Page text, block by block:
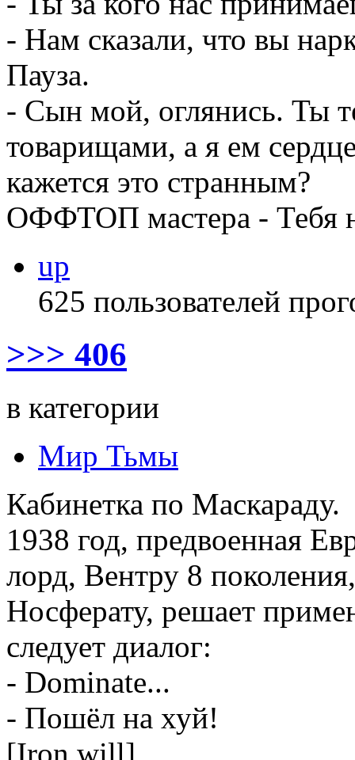
- Нам сказали, что вы
Пауза.
- Сын мой, оглянись. Ты
товарищами, а я ем
кажется это странным?
ОФФТОП мастера - Тебя
up
625 пользователей
>>> 406
в категории
Мир Тьмы
Кабинетка по Маскараду.
1938 год, предвоенная
лорд, Вентру 8
Носферату, решает
следует диалог:
- Dominate...
- Пошёл на хуй!
[Iron will]